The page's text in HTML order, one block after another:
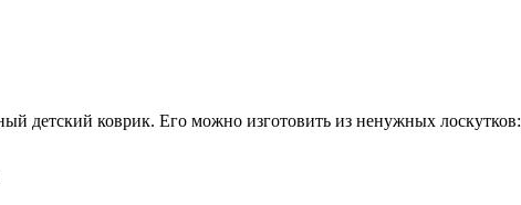
детский коврик. Его можно изготовить из ненужных лоскутков: